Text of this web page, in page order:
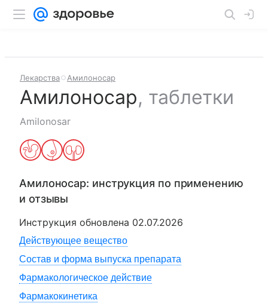
Лекарства Амилоносар
Амилоносар, таблетки
Amilonosar
Амилоносар: инструкция по применению
и отзывы
Инструкция обновлена 02.07.2026
Действующее вещество
Состав и форма выпуска препарата
Фармакологическое действие
Фармакокинетика